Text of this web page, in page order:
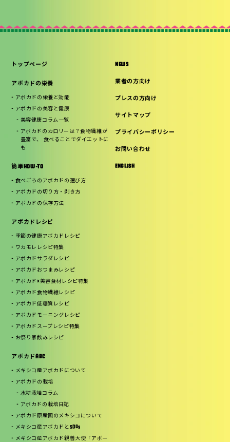
トップページ
アボカドの栄養
アボカドの栄養と効能
アボカドの美容と健康
美容健康コラム一覧
アボカドのカロリーは？食物繊維が
豊富で、 食べることでダイエットに
も
簡単HOW-TO
食べごろのアボカドの選び方
アボカドの切り方・剥き方
アボカドの保存方法
アボカドレシピ
季節の健康アボカドレシピ
ワカモレレシピ特集
アボカドサラダレシピ
アボカドおつまみレシピ
アボカド×美容食材レシピ特集
アボカド食物繊維レシピ
アボカド低糖質レシピ
アボカドモーニングレシピ
アボカドスープレシピ特集
お祭り家飲みレシピ
アボカドABC
メキシコ産アボカドについて
アボカドの栽培
水耕栽培コラム
アボカドの栽培日記
アボカド原産国のメキシコについて
メキシコ産アボカドとSDGs
メキシコ産アボカド親善大使「アボー
NEWS
業者の方向け
プレスの方向け
サイトマップ
プライバシーポリシー
お問い合わせ
ENGLISH